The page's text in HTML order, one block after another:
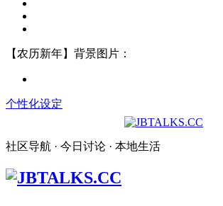
【农历新年】背景图片：
个性化设定
社区导航 · 今日讨论 · 本地生活